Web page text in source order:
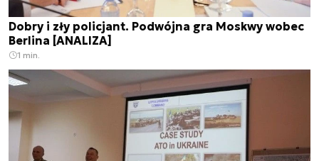
Dobry i zły policjant. Podwójna gra Moskwy wobec
Berlina [ANALIZA]
1 min.